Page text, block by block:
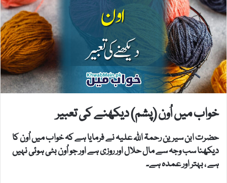
خواب میں اُون (پشم) دیکھنے کی تعبیر
حضرت ابن سیرین رحمۃ اللہ علیہ نے فرمایا ہے کہ خواب میں اُون کا
دیکھنا سب وجہ سے مال حلال اور روزی ہے اور جو اُون بٹی ہوئی نہیں
ہے ، بہتر اور عمدہ ہے۔